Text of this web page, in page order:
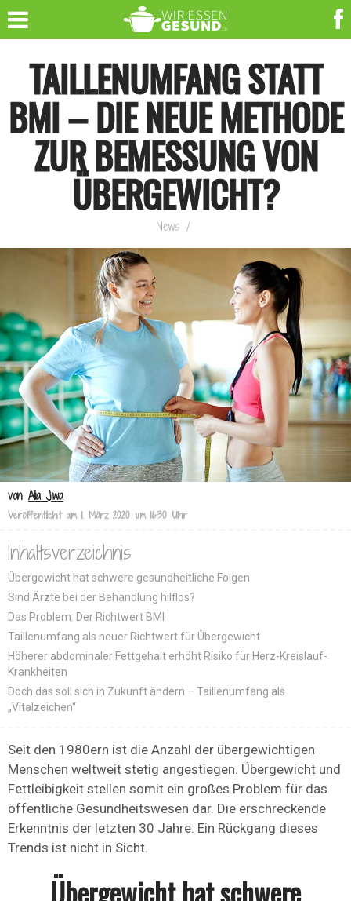
TAILLENUMFANG STATT
BMI – DIE NEUE METHODE
ZUR BEMESSUNG VON
ÜBERGEWICHT?
News /
von Alia Jiwa
Veröffentlicht am 1. März 2020 um 16:30 Uhr
Inhaltsverzeichnis
Übergewicht hat schwere gesundheitliche Folgen
Sind Ärzte bei der Behandlung hilflos?
Das Problem: Der Richtwert BMI
Taillenumfang als neuer Richtwert für Übergewicht
Höherer abdominaler Fettgehalt erhöht Risiko für Herz-Kreislauf-
Krankheiten
Doch das soll sich in Zukunft ändern – Taillenumfang als
„Vitalzeichen“
Seit den 1980ern ist die Anzahl der übergewichtigen
Menschen weltweit stetig angestiegen. Übergewicht und
Fettleibigkeit stellen somit ein großes Problem für das
öffentliche Gesundheitswesen dar. Die erschreckende
Erkenntnis der letzten 30 Jahre: Ein Rückgang dieses
Trends ist nicht in Sicht.
Übergewicht hat schwere